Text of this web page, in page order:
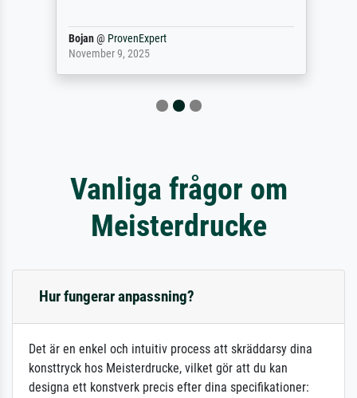
Bojan@ ProvenExpert
November 9, 2025
Vanliga frågor om
Meisterdrucke
Hur fungerar anpassning?
Det är en enkel och intuitiv process att skräddarsy dina
konsttryck hos Meisterdrucke, vilket gör att du kan
designa ett konstverk precis efter dina specifikationer: